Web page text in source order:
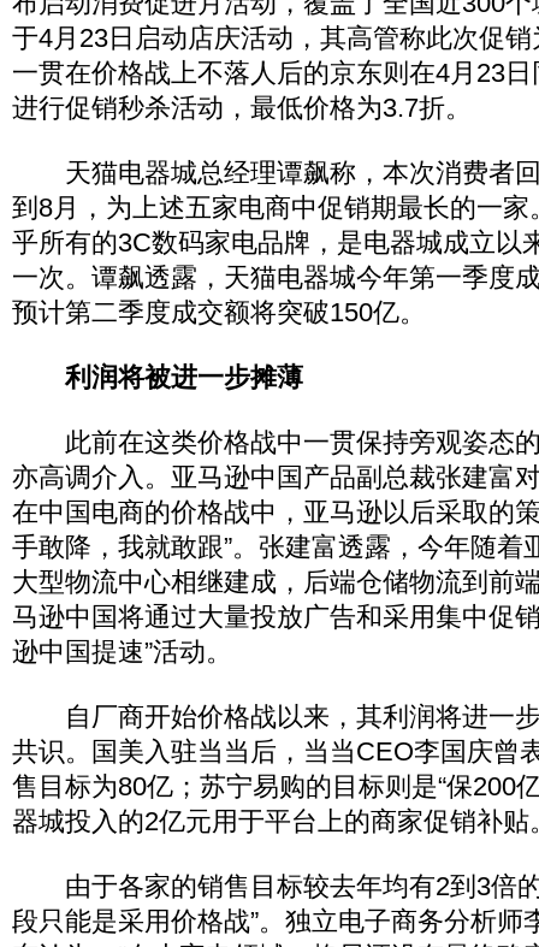
于4月23日启动店庆活动，其高管称此次促销
一贯在价格战上不落人后的京东则在4月23
进行促销秒杀活动，最低价格为3.7折。
天猫电器城总经理谭飙称，本次消费者
到8月，为上述五家电商中促销期最长的一
乎所有的3C数码家电品牌，是电器城成立以
一次。谭飙透露，天猫电器城今年第一季度
预计第二季度成交额将突破150亿。
利润将被进一步摊薄
此前在这类价格战中一贯保持旁观姿态
亦高调介入。亚马逊中国产品副总裁张建富
在中国电商的价格战中，亚马逊以后采取的
手敢降，我就敢跟”。张建富透露，今年随着
大型物流中心相继建成，后端仓储物流到前
马逊中国将通过大量投放广告和采用集中促
逊中国提速”活动。
自厂商开始价格战以来，其利润将进一
共识。国美入驻当当后，当当CEO李国庆曾
售目标为80亿；苏宁易购的目标则是“保200
器城投入的2亿元用于平台上的商家促销补贴
由于各家的销售目标较去年均有2到3倍的
段只能是采用价格战”。独立电子商务分析师